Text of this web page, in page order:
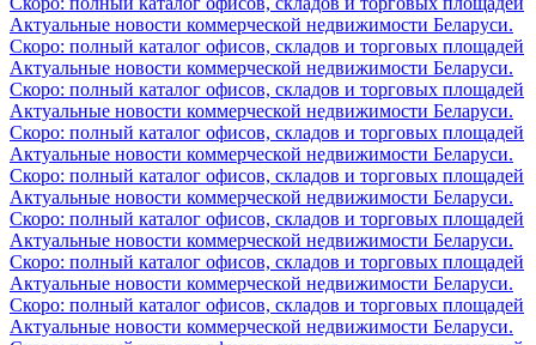
Актуальные новости коммерческой недвижимости Беларуси.
Скоро: полный каталог офисов, складов и торговых площадей
Актуальные новости коммерческой недвижимости Беларуси.
Скоро: полный каталог офисов, складов и торговых площадей
Актуальные новости коммерческой недвижимости Беларуси.
Скоро: полный каталог офисов, складов и торговых площадей
Актуальные новости коммерческой недвижимости Беларуси.
Скоро: полный каталог офисов, складов и торговых площадей
Актуальные новости коммерческой недвижимости Беларуси.
Скоро: полный каталог офисов, складов и торговых площадей
Актуальные новости коммерческой недвижимости Беларуси.
Скоро: полный каталог офисов, складов и торговых площадей
Актуальные новости коммерческой недвижимости Беларуси.
Скоро: полный каталог офисов, складов и торговых площадей
Актуальные новости коммерческой недвижимости Беларуси.